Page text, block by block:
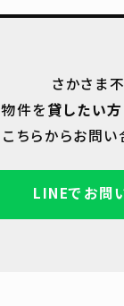
さかさま
物件を貸したい方
こちらからお問い
LINEでお問